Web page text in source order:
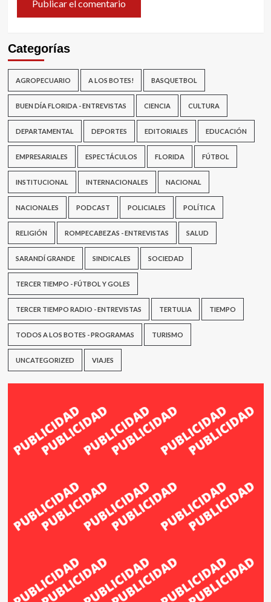
Categorías
AGROPECUARIO A LOS BOTES! BASQUETBOL
BUEN DÍA FLORIDA - ENTREVISTAS CIENCIA CULTURA
DEPARTAMENTAL DEPORTES EDITORIALES EDUCACIÓN
EMPRESARIALES ESPECTÁCULOS FLORIDA FÚTBOL
INSTITUCIONAL INTERNACIONALES NACIONAL
NACIONALES PODCAST POLICIALES POLÍTICA
RELIGIÓN ROMPECABEZAS - ENTREVISTAS SALUD
SARANDÍ GRANDE SINDICALES SOCIEDAD
TERCER TIEMPO - FÚTBOL Y GOLES
TERCER TIEMPO RADIO - ENTREVISTAS TERTULIA TIEMPO
TODOS A LOS BOTES - PROGRAMAS TURISMO
UNCATEGORIZED VIAJES